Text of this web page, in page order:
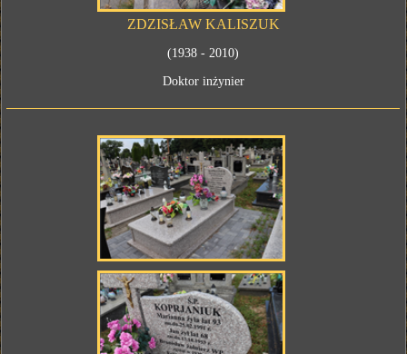
ZDZISŁAW KALISZUK
(1938 - 2010)
Doktor inżynier